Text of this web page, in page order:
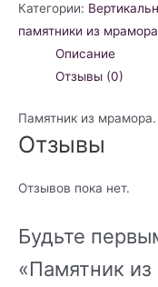
Категории:
памятники из мрамора
Описание
Отзывы (0)
Памятник из мрамора.
Отзывы
Отзывов пока нет.
Будьте
«Памятник